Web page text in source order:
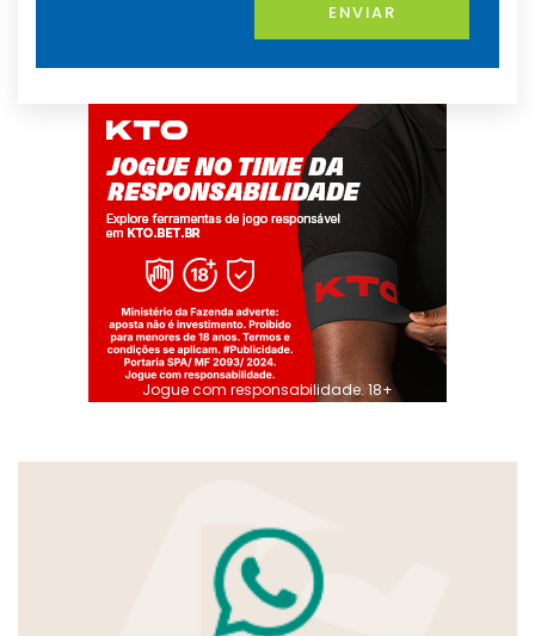
ENVIAR
Jogue com responsabilidade. 18+